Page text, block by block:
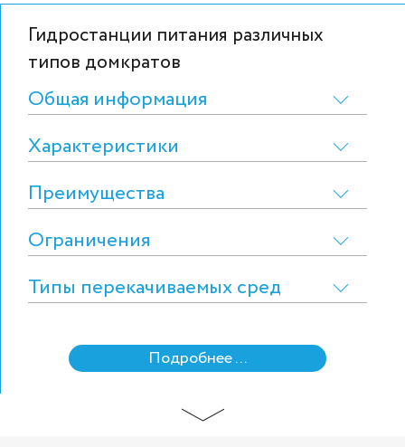
Гидростанции питания различных
типов домкратов
Общая информация
Характеристики
Преимущества
Ограничения
Типы перекачиваемых сред
Подробнее ...